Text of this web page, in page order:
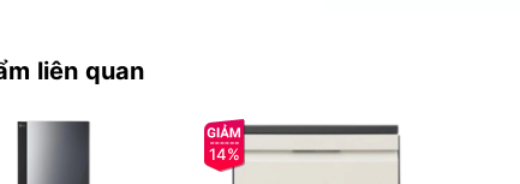
liên quan
14%